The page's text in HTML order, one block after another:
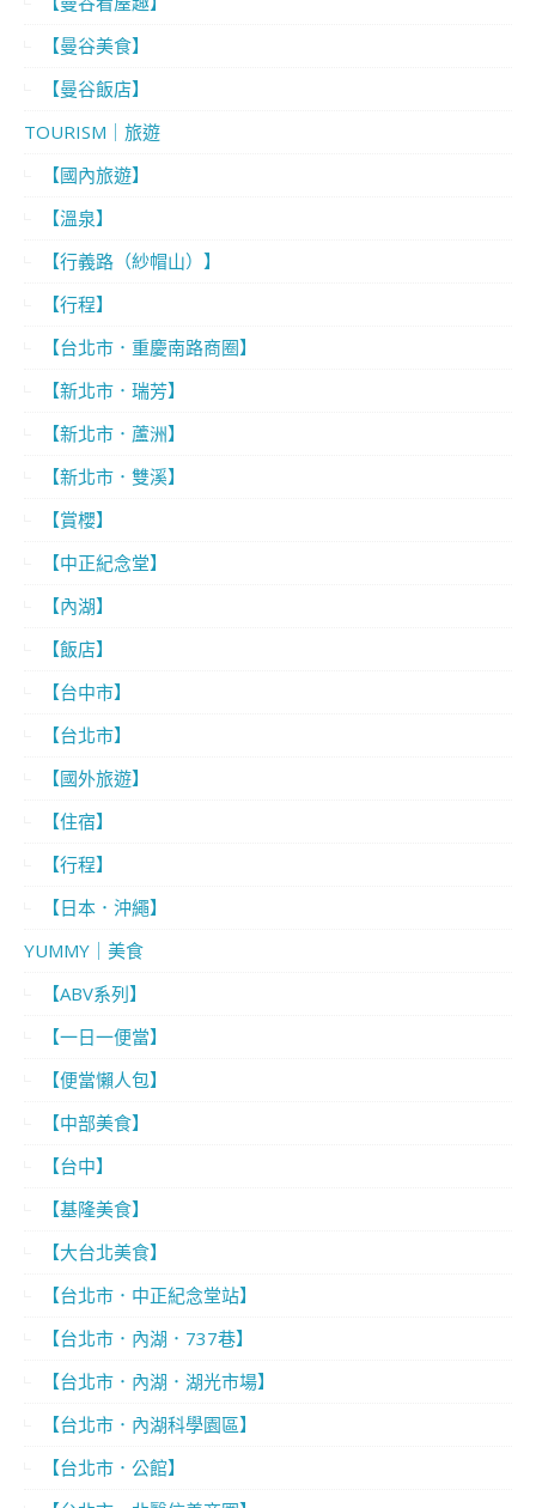
【曼谷美食】
【曼谷飯店】
TOURISM｜旅遊
【國內旅遊】
【溫泉】
【行義路（紗帽山）】
【行程】
【台北市．重慶南路商圈】
【新北市．瑞芳】
【新北市．蘆洲】
【新北市．雙溪】
【賞櫻】
【中正紀念堂】
【內湖】
【飯店】
【台中市】
【台北市】
【國外旅遊】
【住宿】
【行程】
【日本．沖繩】
YUMMY｜美食
【ABV系列】
【一日一便當】
【便當懶人包】
【中部美食】
【台中】
【基隆美食】
【大台北美食】
【台北市．中正紀念堂站】
【台北市．內湖．737巷】
【台北市．內湖．湖光市場】
【台北市．內湖科學園區】
【台北市．公館】